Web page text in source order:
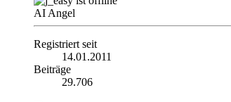
AI Angel
Registriert seit
14.01.2011
Beiträge
29.706